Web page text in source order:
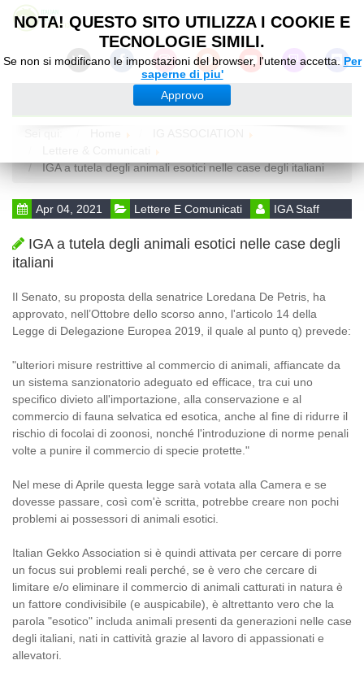
NOTA! QUESTO SITO UTILIZZA I COOKIE E
TECNOLOGIE SIMILI.
Se non si modificano le impostazioni del browser, l'utente accetta. Per
saperne di piu'
Approvo
IGA a tutela degli animali esotici nelle case degli italiani
Apr 04, 2021 Lettere E Comunicati IGA Staff
IGA a tutela degli animali esotici nelle case degli
italiani
Il Senato, su proposta della senatrice Loredana De Petris, ha
approvato, nell’Ottobre dello scorso anno, l'articolo 14 della
Legge di Delegazione Europea 2019, il quale al punto q) prevede:
"ulteriori misure restrittive al commercio di animali, affiancate da
un sistema sanzionatorio adeguato ed efficace, tra cui uno
specifico divieto all'importazione, alla conservazione e al
commercio di fauna selvatica ed esotica, anche al fine di ridurre il
rischio di focolai di zoonosi, nonché l'introduzione di norme penali
volte a punire il commercio di specie protette."
Nel mese di Aprile questa legge sarà votata alla Camera e se
dovesse passare, così com'è scritta, potrebbe creare non pochi
problemi ai possessori di animali esotici.
Italian Gekko Association si è quindi attivata per cercare di porre
un focus sui problemi reali perché, se è vero che cercare di
limitare e/o eliminare il commercio di animali catturati in natura è
un fattore condivisibile (e auspicabile), è altrettanto vero che la
parola "esotico" includa animali presenti da generazioni nelle case
degli italiani, nati in cattività grazie al lavoro di appassionati e
allevatori.